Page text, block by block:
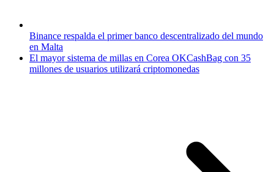
Binance respalda el primer banco descentralizado del mundo
en Malta
El mayor sistema de millas en Corea OKCashBag con 35
millones de usuarios utilizará criptomonedas